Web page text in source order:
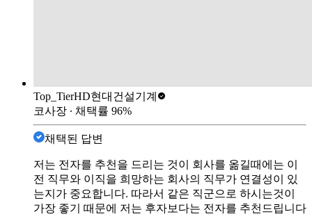
Top_TierHD현대건설기계
코사장 ∙ 채택률 96%
채택된 답변
저는 전자를 추천을 드리는 것이 회사를 옮길때에는 이
전 직무와 이직을 희망하는 회사의 직무가 연결성이 있
는지가 중요합니다. 따라서 같은 직군으로 하시는것이
가장 좋기 때문에 저는 후자보다는 전자를 추천드립니다